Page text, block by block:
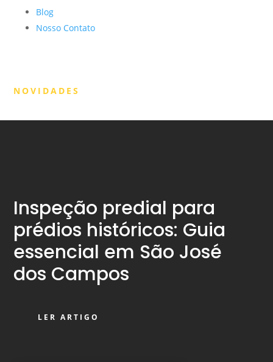
Blog
Nosso Contato
NOVIDADES
Inspeção predial para
prédios históricos: Guia
essencial em São José
dos Campos
LER ARTIGO